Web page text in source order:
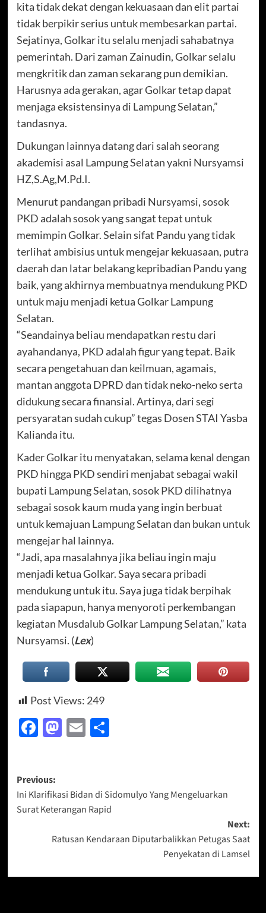
kita tidak dekat dengan kekuasaan dan elit partai
tidak berpikir serius untuk membesarkan partai.
Sejatinya, Golkar itu selalu menjadi sahabatnya
pemerintah. Dari zaman Zainudin, Golkar selalu
mengkritik dan zaman sekarang pun demikian.
Harusnya ada gerakan, agar Golkar tetap dapat
menjaga eksistensinya di Lampung Selatan,”
tandasnya.
Dukungan lainnya datang dari salah seorang
akademisi asal Lampung Selatan yakni Nursyamsi
HZ,S.Ag,M.Pd.I.
Menurut pandangan pribadi Nursyamsi, sosok
PKD adalah sosok yang sangat tepat untuk
memimpin Golkar. Selain sifat Pandu yang tidak
terlihat ambisius untuk mengejar kekuasaan, putra
daerah dan latar belakang kepribadian Pandu yang
baik, yang akhirnya membuatnya mendukung PKD
untuk maju menjadi ketua Golkar Lampung
Selatan.
“Seandainya beliau mendapatkan restu dari
ayahandanya, PKD adalah figur yang tepat. Baik
secara pengetahuan dan keilmuan, agamais,
mantan anggota DPRD dan tidak neko-neko serta
didukung secara finansial. Artinya, dari segi
persyaratan sudah cukup” tegas Dosen STAI Yasba
Kalianda itu.
Kader Golkar itu menyatakan, selama kenal dengan
PKD hingga PKD sendiri menjabat sebagai wakil
bupati Lampung Selatan, sosok PKD dilihatnya
sebagai sosok kaum muda yang ingin berbuat
untuk kemajuan Lampung Selatan dan bukan untuk
mengejar hal lainnya.
“Jadi, apa masalahnya jika beliau ingin maju
menjadi ketua Golkar. Saya secara pribadi
mendukung untuk itu. Saya juga tidak berpihak
pada siapapun, hanya menyoroti perkembangan
kegiatan Musdalub Golkar Lampung Selatan,” kata
Nursyamsi. (Lex)
Post Views: 249
Facebook
Mastodon
EmailShare
Post
navigation
Previous:
Ini Klarifikasi Bidan di Sidomulyo Yang Mengeluarkan
Surat Keterangan Rapid
Next:
Ratusan Kendaraan Diputarbalikkan Petugas Saat
Penyekatan di Lamsel